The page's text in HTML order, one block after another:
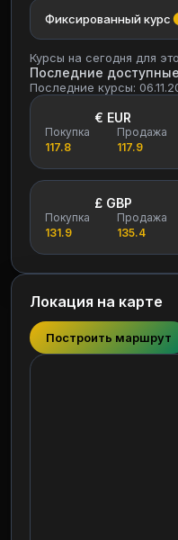
Фиксированный курс
Курсы на сегодня для
Последние
Последние курсы:
€ EUR
Покупка
117.8
Продажа
117.9
£ GBP
Покупка
131.9
Продажа
135.4
Локация на карте
Построить маршрут